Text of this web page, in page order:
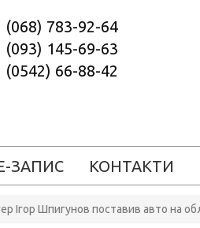
(068) 783-92-64
(093) 145-69-63
(0542) 66-88-42
ЗАПИС КОНТАКТИ
Ігор Шпигунов поставив авто на